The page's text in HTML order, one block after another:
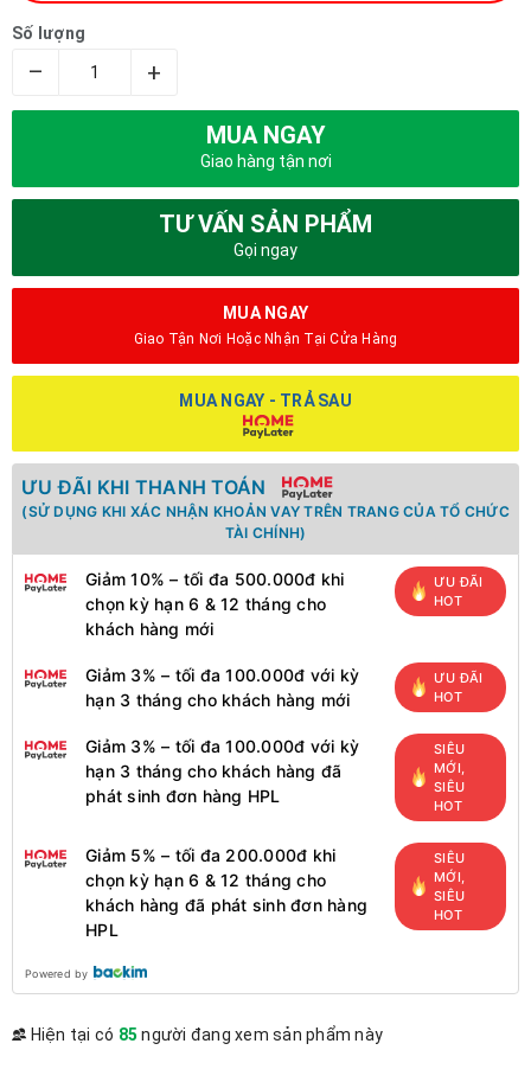
Số lượng
– +
MUA NGAY
Giao hàng tận nơi
TƯ VẤN SẢN PHẨM
Gọi ngay
MUA NGAY
Giao Tận Nơi Hoặc Nhận Tại Cửa Hàng
MUA NGAY - TRẢ SAU
ƯU ĐÃI KHI THANH TOÁN
(SỬ DỤNG KHI XÁC NHẬN KHOẢN VAY TRÊN TRANG CỦA TỔ CHỨC
TÀI CHÍNH)
Giảm 10% – tối đa 500.000đ khi
chọn kỳ hạn 6 & 12 tháng cho
khách hàng mới
ƯU ĐÃI
HOT
Giảm 3% – tối đa 100.000đ với kỳ
hạn 3 tháng cho khách hàng mới
ƯU ĐÃI
HOT
Giảm 3% – tối đa 100.000đ với kỳ
hạn 3 tháng cho khách hàng đã
phát sinh đơn hàng HPL
SIÊU
MỚI,
SIÊU
HOT
Giảm 5% – tối đa 200.000đ khi
chọn kỳ hạn 6 & 12 tháng cho
khách hàng đã phát sinh đơn hàng
HPL
SIÊU
MỚI,
SIÊU
HOT
Powered by
Hiện tại có 85 người đang xem sản phẩm này